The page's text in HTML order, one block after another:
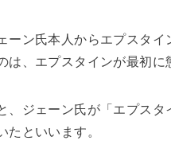
ーン氏本人からエプスタ
は、エプスタインが最初に
、ジェーン氏が「エプス
たといいます。